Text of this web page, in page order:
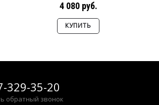
4 080 руб.
КУПИТЬ
329-35-20
обратный звонок